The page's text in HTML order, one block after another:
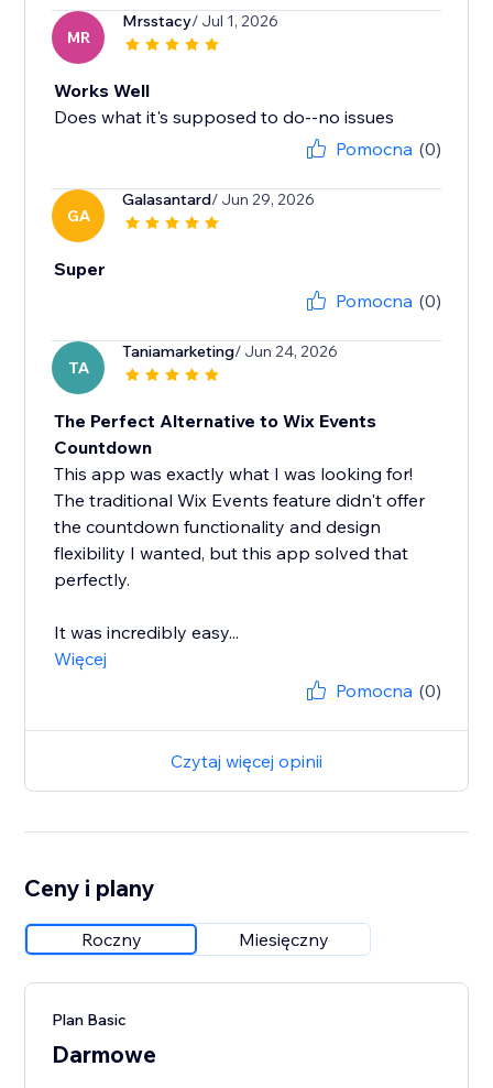
MR
Mrsstacy/ Jul 1, 2026
Works Well
Does what it's supposed to do--no issues
Pomocna (0)
GA
Galasantard/ Jun 29, 2026
Super
Pomocna (0)
TA
Taniamarketing/ Jun 24, 2026
The Perfect Alternative to Wix Events
Countdown
This app was exactly what I was looking for!
The traditional Wix Events feature didn't offer
the countdown functionality and design
flexibility I wanted, but this app solved that
perfectly.
It was incredibly easy...
Więcej
Pomocna (0)
Czytaj więcej opinii
Ceny i plany
Roczny Miesięczny
Plan Basic
Darmowe